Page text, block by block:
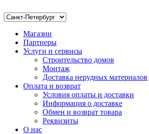
Магазин
Партнеры
Услуги и сервисы
Строительство домов
Монтаж
Доставка нерудных материалов
Оплата и возврат
Условия оплаты и доставки
Информация о доставке
Обмен и возврат товара
Реквизиты
О нас